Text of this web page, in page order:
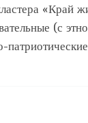
«Край
(с